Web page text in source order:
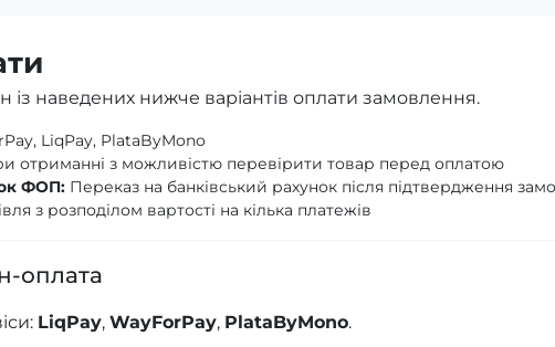
наведених нижче варіантів оплати замовлення.
LiqPay, PlataByMono
отриманні з можливістю перевірити товар перед оплатою
ФОП: Переказ на банківський рахунок після підтвердження
з розподілом вартості на кілька платежів
оплата
LiqPay, WayForPay, PlataByMono.